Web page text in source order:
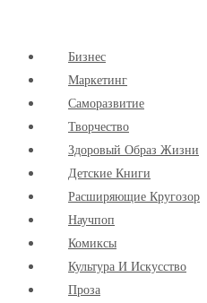
Бизнес
Маркетинг
Cаморазвитие
Творчество
Здоровый Образ Жизни
Детские Книги
Расширяющие Кругозор
Научпоп
Комиксы
Культура И Искусство
Проза